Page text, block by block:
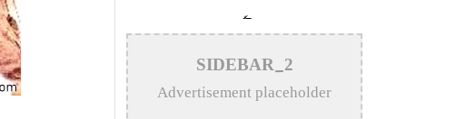
মাগুরায় সড়ক দুর্ঘটনায়
মোটরসাইকেল আরোহী নিহত
>
মাগুরায় সাইক্লিং প্রতিযোগিতা অনুষ্ঠিত
SIDEBAR_2
Advertisement placeholder